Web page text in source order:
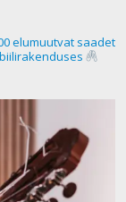
elumuutvat saadet